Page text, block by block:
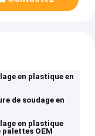
en plastique en
de soudage en
en plastique
OEM